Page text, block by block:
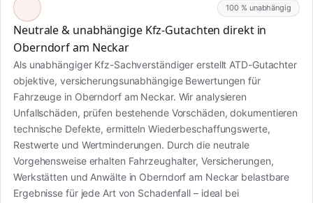
100 % unabhängig
Neutrale & unabhängige Kfz-Gutachten direkt in
Oberndorf am Neckar
Als unabhängiger Kfz-Sachverständiger erstellt ATD-Gutachter
objektive, versicherungsunabhängige Bewertungen für
Fahrzeuge in Oberndorf am Neckar. Wir analysieren
Unfallschäden, prüfen bestehende Vorschäden, dokumentieren
technische Defekte, ermitteln Wiederbeschaffungswerte,
Restwerte und Wertminderungen. Durch die neutrale
Vorgehensweise erhalten Fahrzeughalter, Versicherungen,
Werkstätten und Anwälte in Oberndorf am Neckar belastbare
Ergebnisse für jede Art von Schadenfall – ideal bei